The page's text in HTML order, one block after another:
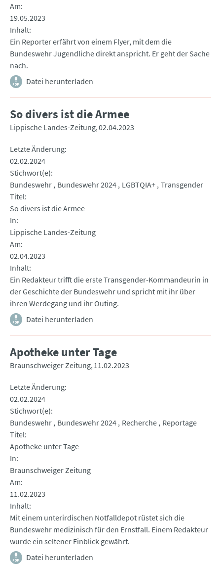
Am
19.05.2023
Inhalt
Ein Reporter erfährt von einem Flyer, mit dem die
Bundeswehr Jugendliche direkt anspricht. Er geht der Sache
nach.
Datei herunterladen
So divers ist die Armee
Lippische Landes-Zeitung 02.04.2023
Letzte Änderung
02.02.2024
Stichwort(e)
Bundeswehr Bundeswehr 2024 LGBTQIA+ Transgender
Titel
So divers ist die Armee
In
Lippische Landes-Zeitung
Am
02.04.2023
Inhalt
Ein Redakteur trifft die erste Transgender-Kommandeurin in
der Geschichte der Bundeswehr und spricht mit ihr über
ihren Werdegang und ihr Outing.
Datei herunterladen
Apotheke unter Tage
Braunschweiger Zeitung 11.02.2023
Letzte Änderung
02.02.2024
Stichwort(e)
Bundeswehr Bundeswehr 2024 Recherche Reportage
Titel
Apotheke unter Tage
In
Braunschweiger Zeitung
Am
11.02.2023
Inhalt
Mit einem unterirdischen Notfalldepot rüstet sich die
Bundeswehr medizinisch für den Ernstfall. Einem Redakteur
wurde ein seltener Einblick gewährt.
Datei herunterladen